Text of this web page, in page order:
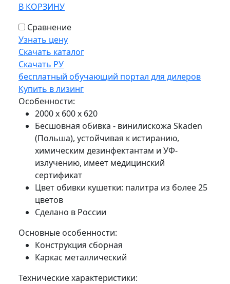
В КОРЗИНУ
Сравнение
Узнать цену
Скачать каталог
Скачать РУ
бесплатный обучающий портал для дилеров
Купить в лизинг
Особенности:
2000 х 600 х 620
Бесшовная обивка - винилискожа Skaden
(Польша), устойчивая к истиранию,
химическим дезинфектантам и УФ-
излучению, имеет медицинский
сертификат
Цвет обивки кушетки: палитра из более 25
цветов
Сделано в России
Основные особенности:
Конструкция сборная
Каркас металлический
Технические характеристики: